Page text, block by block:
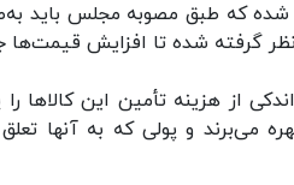
شده که طبق مصوبه مجلس باید
گرفته شده تا افزایش قیمت‌ها
از هزینه تأمین این کالاها
می‌برند و پولی که به آنها